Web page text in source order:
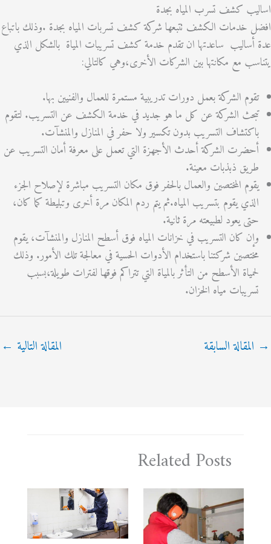
كشف تسرب المياه بجدة
خدمات الكشف تتبعها شركة كشف تسربات المياه بجدة .وذلك باتباع
ساعدتها ان تقدم خدمة كشف تسريبات المياة بالشكل الذي
مع مكانتها بين الشركات الأخرى،وهي كالتالي:
الشركة بعمل دورات تدريبية مستمرة للعمال والفنيين بها.
الشركة عن كل ما هو جديد في خدمة الكشف عن التسريب. لتقوم
التسريب بدون تكسير ولا حفر في المنازل والمنشآت.
الشركة أحدث الأجهزة التي تعمل على معرفة أمان التسريب عن
ذبذبات معينة.
المختصين والعمال بالحفر فوق مكان التسريب مباشرة لإصلاح الجزء
يقوم بتسريب المياه.ثم يتم ردم المكان مرة أخرى وتبليطة كما كان،
يعود لطبيعته مرة ثانية.
كان التسريب في خزانات المياه فوق أسطح المنازل والمنشآت، يقوم
شركتنا باستخدام الأدوات الحسية في معالجة تلك الأمور. وذلك
الأسطح من التأثر بالمياة التي تتراكم فوقها لفترات طويلة،بسبب
مياه الخزان.
السابقة المقالة التالية←
Related Posts